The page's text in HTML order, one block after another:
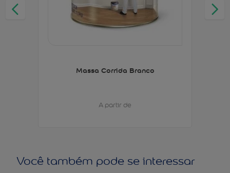
Massa Corrida Branco
A partir de
Você também pode se interessar